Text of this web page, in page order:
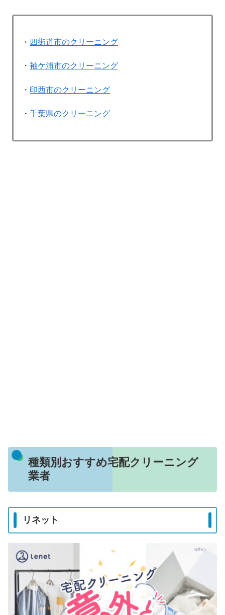
・ 四街道市のクリーニング
・袖ケ浦市のクリーニング
・ 印西市のクリーニング
・千葉県のクリーニング
種類別おすすめ宅配クリーニング
業者
リネット